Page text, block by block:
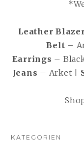
Leather
Belt –
Earrings –
Jeans – Arket |
KATEGORIEN